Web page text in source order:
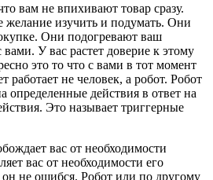
вам не впихивают товар сразу.
изучить и подумать. Они
Они подогревают ваш
У вас растет доверие к этому
это то что с вами в тот момент
работает не человек, а робот. Робот
определенные действия в ответ на
Это называет триггерные
вас от необходимости
вас от необходимости его
он не ошибся. Робот или по другому